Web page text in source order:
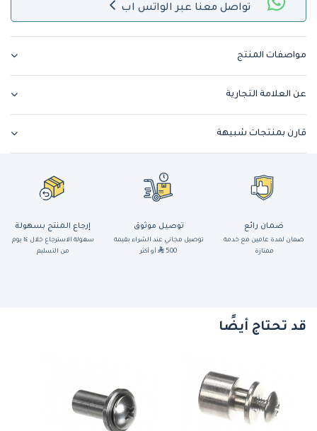
تواصل معنا عبر الواتس اب
مواصفات المنتج
عن العلامة التجارية
قارن بمنتجات شبيهة
ضمان رائع
ضمان لمدة عامين مع خدمة
ممتازة
توصيل موثوق
توصيل مجاني عند الشراء بقيمة
500
أو أكثر
إرجاع المنتج بسهولة
سهولة الاسترجاع خلال ١٤ يوم
من التسليم
قد تحتاج أيضًا